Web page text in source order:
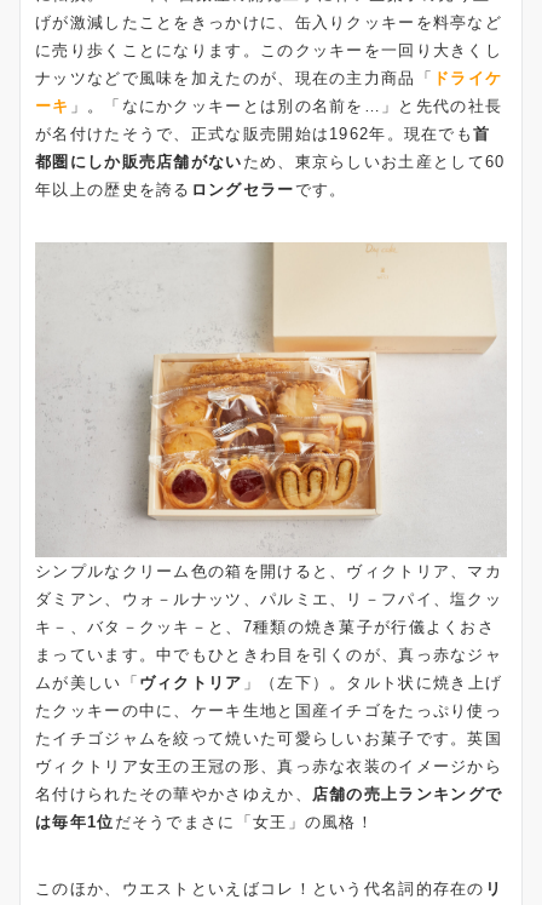
げが激減したことをきっかけに、缶入りクッキーを料亭など
に売り歩くことになります。このクッキーを一回り大きくし
ナッツなどで風味を加えたのが、現在の主力商品「 ドライケ
ーキ 」。「なにかクッキーとは別の名前を…」と先代の社長
が名付けたそうで、正式な販売開始は1962年。現在でも首
都圏にしか販売店舗がない ため、東京らしいお土産として60
年以上の歴史を誇る ロングセラーです。
シンプルなクリーム色の箱を開けると、ヴィクトリア、マカ
ダミアン、ウォ－ルナッツ、パルミエ、リ－フパイ、塩クッ
キ－、バタ－クッキ－と、7種類の焼き菓子が行儀よくおさ
まっています。中でもひときわ目を引くのが、真っ赤なジャ
ムが美しい「 ヴィクトリア 」（左下）。タルト状に焼き上げ
たクッキーの中に、ケーキ生地と国産イチゴをたっぷり使っ
たイチゴジャムを絞って焼いた可愛らしいお菓子です。英国
ヴィクトリア女王の王冠の形、真っ赤な衣装のイメージから
名付けられたその華やかさゆえか、
店舗の売上ランキングで
は毎年1位 だそうでまさに「女王」の風格！
このほか、ウエストといえばコレ！という代名詞的存在の リ